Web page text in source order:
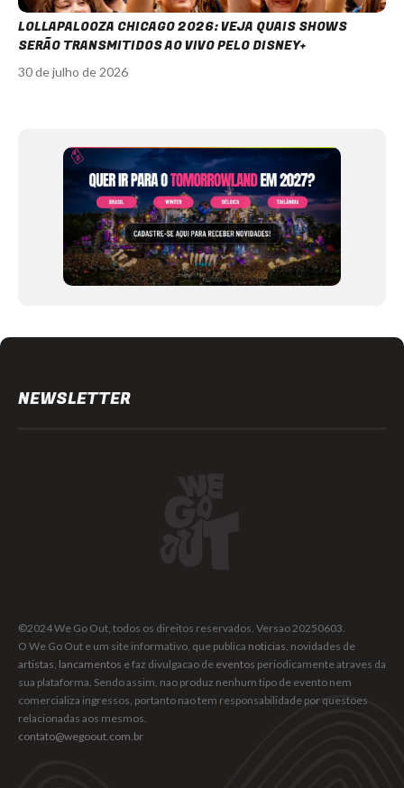
LOLLAPALOOZA CHICAGO 2026: VEJA QUAIS SHOWS
SERÃO TRANSMITIDOS AO VIVO PELO DISNEY+
30 de julho de 2026
NEWSLETTER
©2024 We Go Out, todos os direitos reservados. Versao 20250603.
O We Go Out e um site informativo, que publica noticias, novidades de
artistas, lancamentos e faz divulgacao de eventos periodicamente atraves da
sua plataforma. Sendo assim, nao produz nenhum tipo de evento nem
comercializa ingressos, portanto nao tem responsabilidade por questoes
relacionadas aos mesmos.
contato@wegoout.com.br